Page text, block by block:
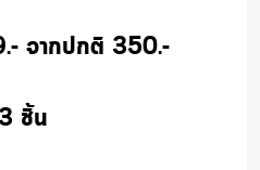
จากปกติ 350.-
ชิ้น